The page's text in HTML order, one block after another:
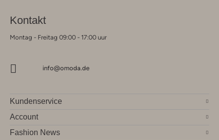
Kontakt
Montag - Freitag 09:00 - 17:00 uur
info@omoda.de
Kundenservice
Account
Fashion News